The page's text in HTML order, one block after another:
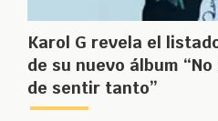
Karol G revela el
de su nuevo álbum
de sentir tanto”